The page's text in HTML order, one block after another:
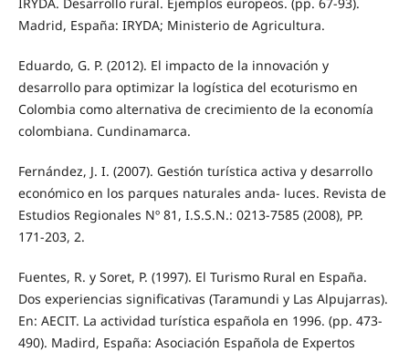
Madrid, España: IRYDA; Ministerio de Agricultura.
Eduardo, G. P. (2012). El impacto de la innovación y
desarrollo para optimizar la logística del ecoturismo en
Colombia como alternativa de crecimiento de la economía
colombiana. Cundinamarca.
Fernández, J. I. (2007). Gestión turística activa y desarrollo
económico en los parques naturales anda- luces. Revista de
Estudios Regionales Nº 81, I.S.S.N.: 0213-7585 (2008), PP.
171-203, 2.
Fuentes, R. y Soret, P. (1997). El Turismo Rural en España.
Dos experiencias significativas (Taramundi y Las Alpujarras).
En: AECIT. La actividad turística española en 1996. (pp. 473-
490). Madird, España: Asociación Española de Expertos